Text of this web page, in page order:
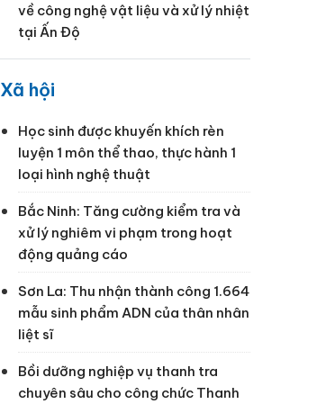
về công nghệ vật liệu và xử lý nhiệt
tại Ấn Độ
Xã hội
Học sinh được khuyến khích rèn
luyện 1 môn thể thao, thực hành 1
loại hình nghệ thuật
Bắc Ninh: Tăng cường kiểm tra và
xử lý nghiêm vi phạm trong hoạt
động quảng cáo
Sơn La: Thu nhận thành công 1.664
mẫu sinh phẩm ADN của thân nhân
liệt sĩ
Bồi dưỡng nghiệp vụ thanh tra
chuyên sâu cho công chức Thanh